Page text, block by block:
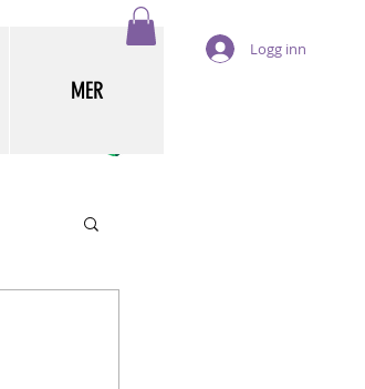
MER
Logg inn